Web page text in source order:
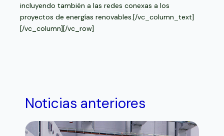
incluyendo también a las redes conexas a los
proyectos de energías renovables.[/vc_column_text]
[/vc_column][/vc_row]
Noticias anteriores